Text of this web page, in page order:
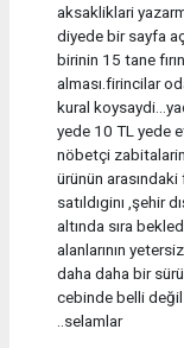
aksakliklari
diyede bir sayfa
birinin 15 tane
alması.firincilar
kural
yede 10 TL yede
nöbetçi
ürünün
satıldıginı ,şehir
altında sıra
alanlarının
daha daha bir
cebinde belli
..selamlar